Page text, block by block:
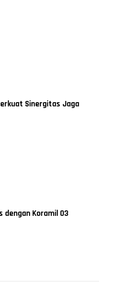
Sinergitas Jaga
dengan Koramil 03